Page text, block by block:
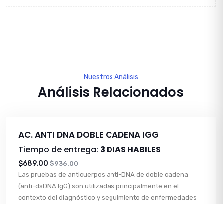
Nuestros Análisis
Análisis Relacionados
AC. ANTI DNA DOBLE CADENA IGG
Tiempo de entrega: 3 DIAS HABILES
$689.00 $936.00
Las pruebas de anticuerpos anti-DNA de doble cadena
(anti-dsDNA IgG) son utilizadas principalmente en el
contexto del diagnóstico y seguimiento de enfermedades